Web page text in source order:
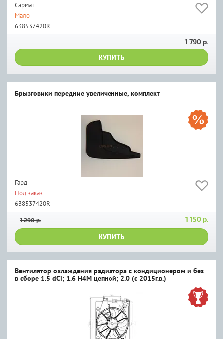
Сармат
Мало
638537420R
1 790 р.
КУПИТЬ
Брызговики передние увеличенные, комплект
Гард
Под заказ
638537420R
1 150 р.
1 290 р.
КУПИТЬ
Вентилятор охлаждения радиатора с кондиционером и без
в сборе 1.5 dCi; 1.6 H4M цепной; 2.0 (c 2015г.в.)